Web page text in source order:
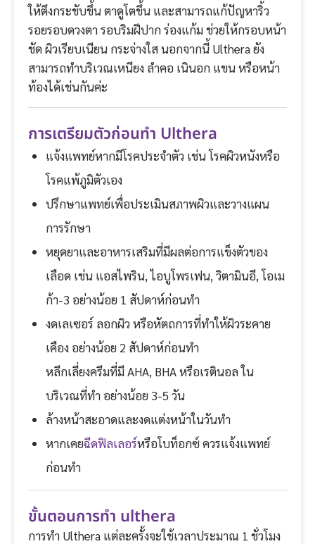
ให้ตึงกระชับขึ้น ตาดูโตขึ้น และสามารถแก้ปัญหาริ้ว
รอยรอบดวงตา รอบริมฝีปาก ร่องแก้ม ช่วยให้กรอบหน้า
ชัด ผิวเรียบเนียน กระจ่างใส นอกจากนี้ Ulthera ยัง
สามารถทำบริเวณเหนียง ลำคอ เนินอก แขน หรือหน้า
ท้องได้เช่นกันค่ะ
การเตรียมตัวก่อนทำ Ulthera
แจ้งแพทย์หากมีโรคประจำตัว เช่น โรคผิวหนังหรือ
โรคแพ้ภูมิตัวเอง
ปรึกษาแพทย์เพื่อประเมินสภาพผิวและวางแผน
การรักษา
หยุดยาและอาหารเสริมที่มีผลต่อการแข็งตัวของ
เลือด เช่น แอสไพริน, ไอบูโพรเฟน, วิตามินอี, โอเม
ก้า-3 อย่างน้อย 1 สัปดาห์ก่อนทำ
งดเลเซอร์ ลอกผิว หรือหัตถการที่ทำให้ผิวระคาย
เคือง อย่างน้อย 2 สัปดาห์ก่อนทำ
หลีกเลี่ยงครีมที่มี AHA, BHA หรือเรตินอล ใน
บริเวณที่ทำ อย่างน้อย 3-5 วัน
ล้างหน้าสะอาดและงดแต่งหน้าในวันทำ
หากเคยฉีดฟิลเลอร์หรือโบท็อกซ์ ควรแจ้งแพทย์
ก่อนทำ
ขั้นตอนการทำ ulthera
การทำ Ulthera แต่ละครั้งจะใช้เวลาประมาณ 1 ชั่วโมง